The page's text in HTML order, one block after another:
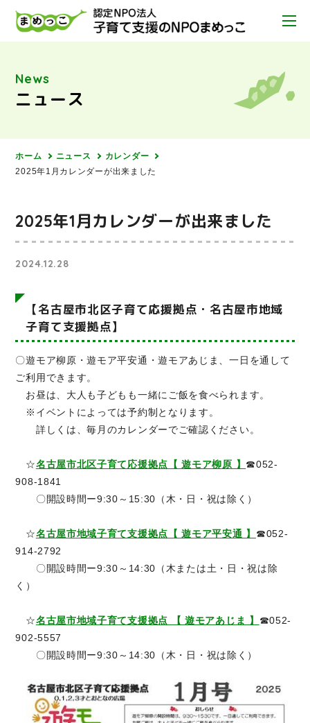
News
ニュース
ホーム ニュース
カレンダー
2025年1月カレンダーが出来ました
2025年1月カレンダーが出来ました
2024.12.28
【名古屋市北区子育て応援拠点・名古屋市地域
子育て支援拠点】
〇遊モア柳原・遊モア平安通・遊モアあじま、一日を通して
ご利用できます。
お昼は、大人も子どもも一緒にご飯を食べられます。
※イベントによっては予約制となります。
詳しくは、毎月のカレンダーでご確認ください。
☆名古屋市北区子育て応援拠点【 遊モア柳原 】 ☎052-
908-1841
〇開設時間ー9:30～15:30（木・日・祝は除く）
☆名古屋市地域子育て支援拠点【 遊モア平安通 】 ☎052-
914-2792
〇開設時間ー9:30～14:30（木または土・日・祝は除
く）
☆名古屋市地域子育て支援拠点 【 遊モアあじま 】 ☎052-
902-5557
〇開設時間ー9:30～14:30（木・日・祝は除く）